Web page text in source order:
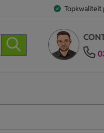
Topkwaliteit